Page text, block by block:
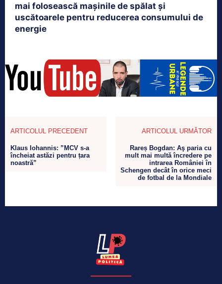
mai folosească mașinile de spălat și
uscătoarele pentru reducerea consumului de
energie
ARTICOLUL PRECEDENT
Klaus Iohannis: ”MCV s-a
încheiat astăzi pentru țara
noastră”
ARTICOLUL URMĂTOR
Rareș Bogdan: Aş paria cu
mult mai multă încredere pe
intrarea României în
Schengen decât în orice meci
de fotbal de la Mondiale